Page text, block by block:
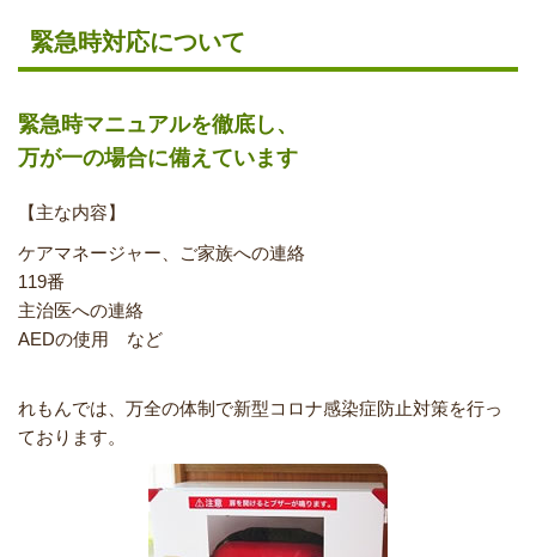
緊急時対応について
緊急時マニュアルを徹底し、
万が一の場合に備えています
【主な内容】
ケアマネージャー、ご家族への連絡
119番
主治医への連絡
AEDの使用 など
れもんでは、万全の体制で新型コロナ感染症防止対策を行っ
ております。